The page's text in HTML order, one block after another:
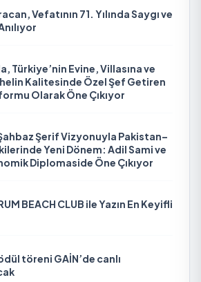
Vefatının 71. Yılında Saygı ve
Türkiye’nin Evine, Villasına ve
Kalitesinde Özel Şef Getiren
Olarak Öne Çıkıyor
Şerif Vizyonuyla Pakistan–
Yeni Dönem: Adil Sami ve
Diplomaside Öne Çıkıyor
BEACH CLUB ile Yazın En Keyifli
töreni GAİN’de canlı